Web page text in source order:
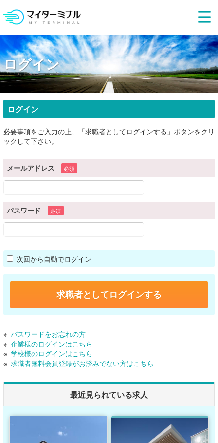
ログイン
ログイン
必要事項をご入力の上、「求職者としてログインする」ボタンをクリ
ックして下さい。
メールアドレス 必須
パスワード 必須
次回から自動でログイン
パスワードをお忘れの方
企業様のログインはこちら
学校様のログインはこちら
求職者無料会員登録がお済みでない方はこちら
最近見られている求人